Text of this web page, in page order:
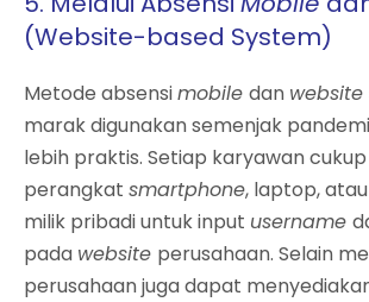
(Website-based System)
Metode absensimobile dan website
marak digunakan semenjak
lebih praktis. Setiap karyawan
perangkat smartphone, laptop,
milik pribadi untuk input username
pada website perusahaan. Selain
perusahaan juga dapat